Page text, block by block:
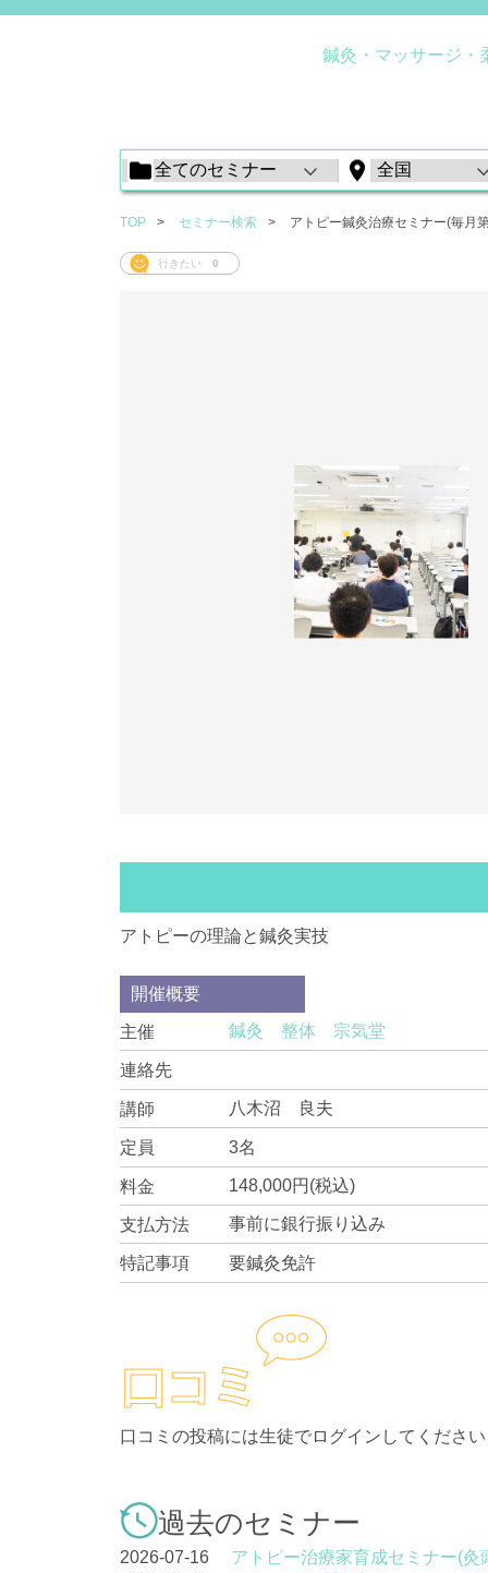
鍼灸・マッサージ・
TOP セミナー検索 アトピー鍼灸治療セミナー(毎月
行きたい 0
アトピーの理論と鍼灸実技
開催概要
主催 鍼灸 整体 宗気堂
連絡先
講師 八木沼 良夫
定員 3名
料金 148,000円(税込)
支払方法 事前に銀行振り込み
特記事項 要鍼灸免許
口コミの投稿には生徒でログインしてください
過去のセミナー
2026-07-16 アトピー治療家育成セミナー(灸